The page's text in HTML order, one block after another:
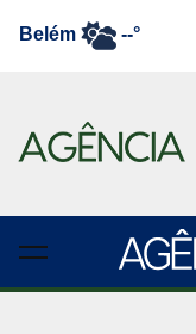
Belém --°